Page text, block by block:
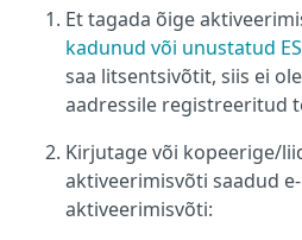
Et tagada õige
kadunud või unustatud
saa litsentsivõtit, siis ei
aadressile registreeritud
Kirjutage või kopeerige/
aktiveerimisvõti saadud
aktiveerimisvõti: